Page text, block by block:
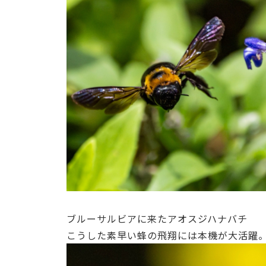
ブルーサルビアに来たアオスジハナバチ
こうした素早い蜂の飛翔には本機が大活躍